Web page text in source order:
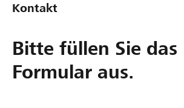
Kontakt
Bitte füllen Sie das
Formular aus.